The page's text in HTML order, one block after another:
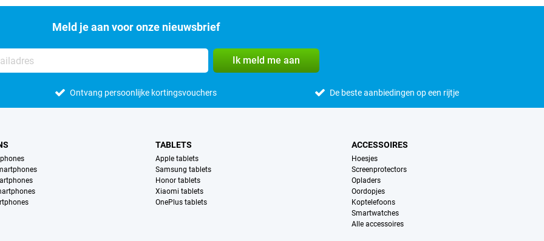
Meld je aan voor onze nieuwsbrief
Ik meld me aan
Ontvang persoonlijke kortingsvouchers De beste aanbiedingen op een rijtje
TABLETS
Apple tablets
Samsung tablets
Honor tablets
Xiaomi tablets
OnePlus tablets
ACCESSOIRES
Hoesjes
Screenprotectors
Opladers
Oordopjes
Koptelefoons
Smartwatches
Alle accessoires